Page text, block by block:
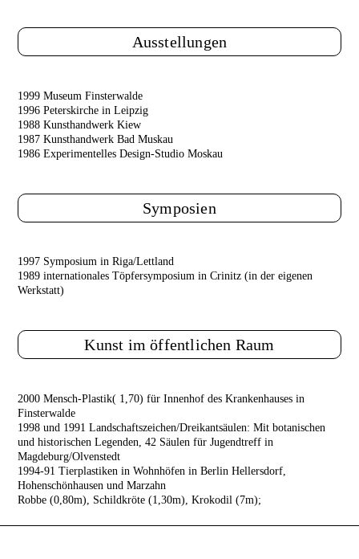
Ausstellungen
1999 Museum Finsterwalde
1996 Peterskirche in Leipzig
1988 Kunsthandwerk Kiew
1987 Kunsthandwerk Bad Muskau
1986 Experimentelles Design-Studio Moskau
Symposien
1997 Symposium in Riga/Lettland
1989 internationales Töpfersymposium in Crinitz (in der eigenen
Werkstatt)
Kunst im öffentlichen Raum
2000 Mensch-Plastik( 1,70) für Innenhof des Krankenhauses in
Finsterwalde
1998 und 1991 Landschaftszeichen/Dreikantsäulen: Mit botanischen
und historischen Legenden, 42 Säulen für Jugendtreff in
Magdeburg/Olvenstedt
1994-91Tierplastiken in Wohnhöfen in Berlin Hellersdorf,
Hohenschönhausen und Marzahn
Robbe (0,80m), Schildkröte (1,30m), Krokodil (7m);